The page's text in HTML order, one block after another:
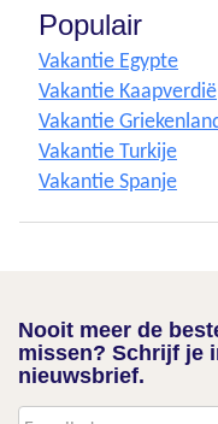
Populair
Vakantie Egypte
Vakantie Kaapverdië
Vakantie
Vakantie Turkije
Vakantie Spanje
Nooit meer de
missen? Schrijf je
nieuwsbrief.